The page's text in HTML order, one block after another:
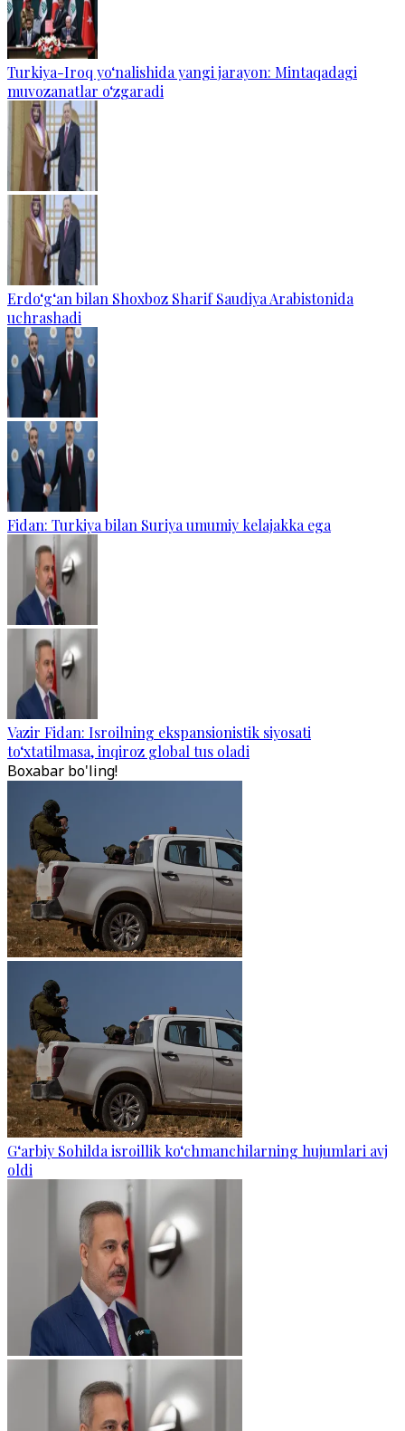
Turkiya-Iroq yo‘nalishida yangi jarayon: Mintaqadagi
muvozanatlar o‘zgaradi
Erdo‘g‘an bilan Shoxboz Sharif Saudiya Arabistonida
uchrashadi
Fidan: Turkiya bilan Suriya umumiy kelajakka ega
Vazir Fidan: Isroilning ekspansionistik siyosati
to‘xtatilmasa, inqiroz global tus oladi
Boxabar bo'ling!
G‘arbiy Sohilda isroillik ko‘chmanchilarning hujumlari avj
oldi